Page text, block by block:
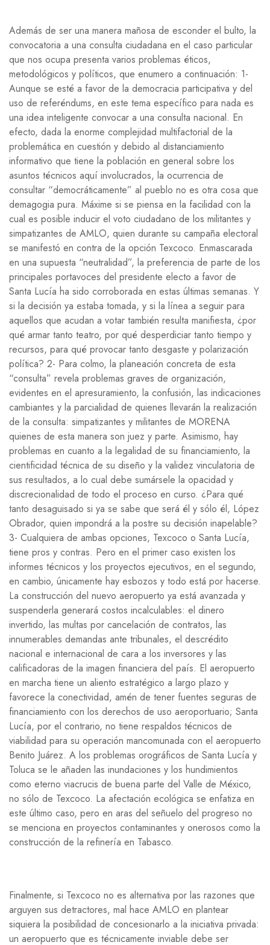
Además de ser una manera mañosa de esconder el bulto, la
convocatoria a una consulta ciudadana en el caso particular
que nos ocupa presenta varios problemas éticos,
metodológicos y políticos, que enumero a continuación: 1-
Aunque se esté a favor de la democracia participativa y del
uso de referéndums, en este tema específico para nada es
una idea inteligente convocar a una consulta nacional. En
efecto, dada la enorme complejidad multifactorial de la
problemática en cuestión y debido al distanciamiento
informativo que tiene la población en general sobre los
asuntos técnicos aquí involucrados, la ocurrencia de
consultar “democráticamente” al pueblo no es otra cosa que
demagogia pura. Máxime si se piensa en la facilidad con la
cual es posible inducir el voto ciudadano de los militantes y
simpatizantes de AMLO, quien durante su campaña electoral
se manifestó en contra de la opción Texcoco. Enmascarada
en una supuesta “neutralidad”, la preferencia de parte de los
principales portavoces del presidente electo a favor de
Santa Lucía ha sido corroborada en estas últimas semanas. Y
si la decisión ya estaba tomada, y si la línea a seguir para
aquellos que acudan a votar también resulta manifiesta, ¿por
qué armar tanto teatro, por qué desperdiciar tanto tiempo y
recursos, para qué provocar tanto desgaste y polarización
política? 2- Para colmo, la planeación concreta de esta
“consulta” revela problemas graves de organización,
evidentes en el apresuramiento, la confusión, las indicaciones
cambiantes y la parcialidad de quienes llevarán la realización
de la consulta: simpatizantes y militantes de MORENA
quienes de esta manera son juez y parte. Asimismo, hay
problemas en cuanto a la legalidad de su financiamiento, la
cientificidad técnica de su diseño y la validez vinculatoria de
sus resultados, a lo cual debe sumársele la opacidad y
discrecionalidad de todo el proceso en curso. ¿Para qué
tanto desaguisado si ya se sabe que será él y sólo él, López
Obrador, quien impondrá a la postre su decisión inapelable?
3- Cualquiera de ambas opciones, Texcoco o Santa Lucía,
tiene pros y contras. Pero en el primer caso existen los
informes técnicos y los proyectos ejecutivos, en el segundo,
en cambio, únicamente hay esbozos y todo está por hacerse.
La construcción del nuevo aeropuerto ya está avanzada y
suspenderla generará costos incalculables: el dinero
invertido, las multas por cancelación de contratos, las
innumerables demandas ante tribunales, el descrédito
nacional e internacional de cara a los inversores y las
calificadoras de la imagen financiera del país. El aeropuerto
en marcha tiene un aliento estratégico a largo plazo y
favorece la conectividad, amén de tener fuentes seguras de
financiamiento con los derechos de uso aeroportuario; Santa
Lucía, por el contrario, no tiene respaldos técnicos de
viabilidad para su operación mancomunada con el aeropuerto
Benito Juárez. A los problemas orográficos de Santa Lucía y
Toluca se le añaden las inundaciones y los hundimientos
como eterno viacrucis de buena parte del Valle de México,
no sólo de Texcoco. La afectación ecológica se enfatiza en
este último caso, pero en aras del señuelo del progreso no
se menciona en proyectos contaminantes y onerosos como la
construcción de la refinería en Tabasco.
Finalmente, si Texcoco no es alternativa por las razones que
arguyen sus detractores, mal hace AMLO en plantear
siquiera la posibilidad de concesionarlo a la iniciativa privada:
un aeropuerto que es técnicamente inviable debe ser